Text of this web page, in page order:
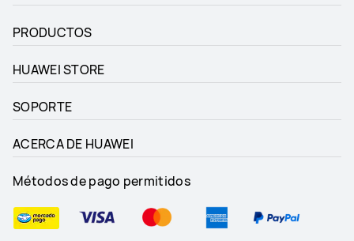
PRODUCTOS
HUAWEI STORE
SOPORTE
ACERCA DE HUAWEI
Métodos de pago permitidos